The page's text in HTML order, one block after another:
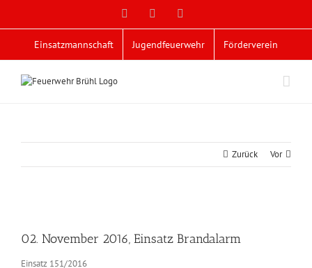
Facebook
Einsatzmannschaft Jugendfeuerwehr Förderverein
Zurück Vor
Bild
02. November 2016, Einsatz Brandalarm
Einsatz 151/2016